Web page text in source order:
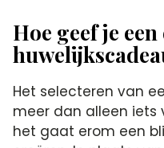
Hoe geef je
Het selecteren van
meer dan alleen iets
het gaat erom een